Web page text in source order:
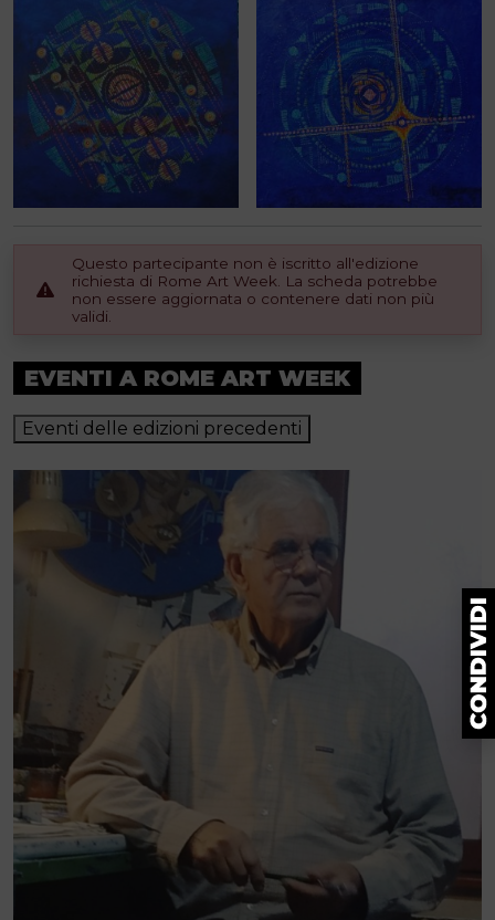
Questo partecipante non è iscritto all'edizione
richiesta di Rome Art Week. La scheda potrebbe
non essere aggiornata o contenere dati non più
validi.
EVENTI A ROME ART WEEK
Eventi delle edizioni precedenti